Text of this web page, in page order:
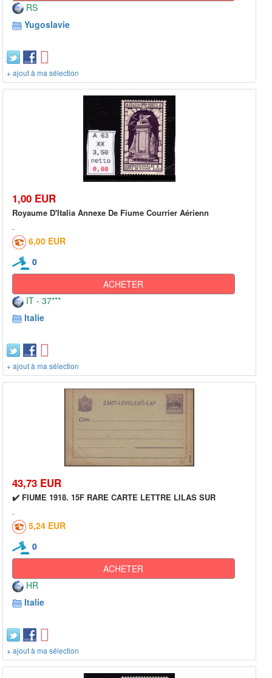
RS
Yugoslavie
+ ajout à ma sélection
1,00 EUR
Royaume D'Italia Annexe De Fiume Courrier Aérienn
6,00 EUR
0
ACHETER
IT - 37***
Italie
+ ajout à ma sélection
43,73 EUR
✔️ FIUME 1918. 15F RARE CARTE LETTRE LILAS SUR
5,24 EUR
0
ACHETER
HR
Italie
+ ajout à ma sélection